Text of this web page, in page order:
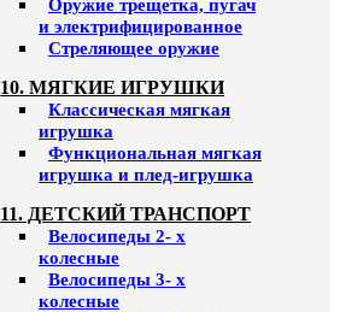
Оружие трещетка, пугач
и электрифицированное
Стреляющее оружие
10. МЯГКИЕ ИГРУШКИ
Классическая мягкая
игрушка
Функциональная мягкая
игрушка и плед-игрушка
11. ДЕТСКИЙ ТРАНСПОРТ
Велосипеды 2- х
колесные
Велосипеды 3- х
колесные